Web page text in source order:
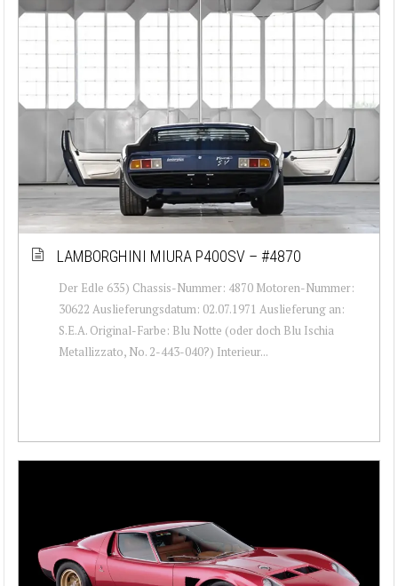
LAMBORGHINI MIURA P400SV – #4870
Der Edle 635) Chassis-Nummer: 4870 Motoren-Nummer:
30622 Auslieferungsdatum: 02.07.1971 Auslieferung an:
S.E.A. Original-Farbe: Blu Notte (oder doch Blu Ischia
Metallizzato, No. 2-443-040?) Interieur...